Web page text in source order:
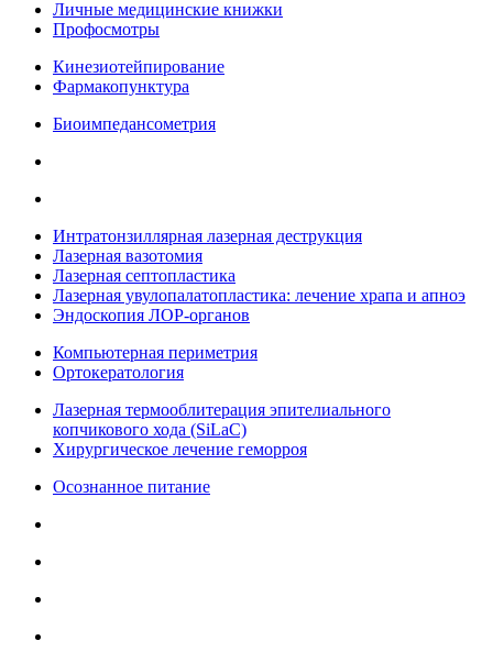
Личные медицинские книжки
Профосмотры
Кинезиотейпирование
Фармакопунктура
Биоимпедансометрия
Интратонзиллярная лазерная деструкция
Лазерная вазотомия
Лазерная септопластика
Лазерная увулопалатопластика: лечение храпа и апноэ
Эндоскопия ЛОР-органов
Компьютерная периметрия
Ортокератология
Лазерная термооблитерация эпителиального
копчикового хода (SiLaC)
Хирургическое лечение геморроя
Осознанное питание